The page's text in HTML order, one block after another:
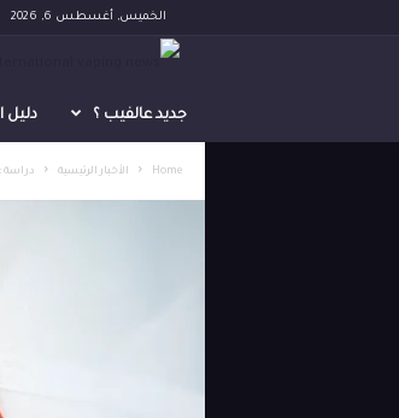
الخميس, أغسطس 6, 2026
دليل جديد عالفيب ؟
Home الأخبار الرئيسية دراسة